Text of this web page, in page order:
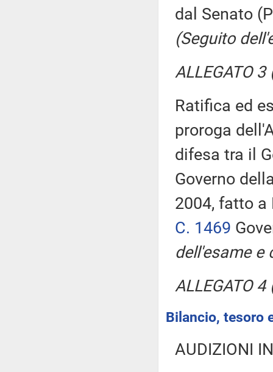
dal Senato
(Seguito
ALLEGATO
Ratifica ed
proroga
difesa tra il
Governo
2004, fatto
C. 1469
dell'esame e
ALLEGATO
Bilancio, tesoro
AUDIZIONI